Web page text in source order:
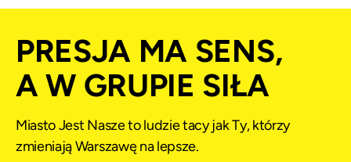
PRESJA MA SENS,
A W GRUPIE SIŁA
Miasto Jest Nasze to ludzie tacy jak Ty, którzy
zmieniają Warszawę na lepsze.